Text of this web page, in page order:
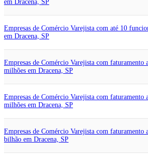
em Dracena, SP
Empresas de Comércio Varejista com até 10
em Dracena, SP
Empresas de Comércio Varejista com faturamento
milhões em Dracena, SP
Empresas de Comércio Varejista com faturamento
milhões em Dracena, SP
Empresas de Comércio Varejista com faturamento
bilhão em Dracena, SP